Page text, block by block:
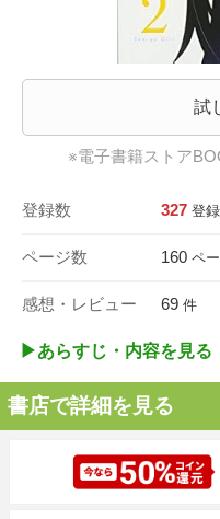
試
※電子書籍ストア
登録数 327 登録
ページ数 160 ペ
感想・レビュー 69 件
▶︎あらすじ・内容を見る
書店で詳細を見る